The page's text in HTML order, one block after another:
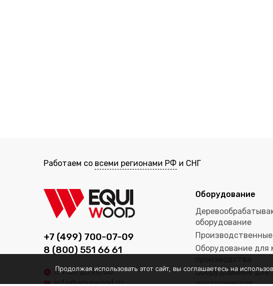
Работаем со всеми регионами РФ и СНГ
+7 (499) 700-07-09
8 (800) 551 66 61
с 9.00 до 20.00
info@equiwood.ru
Оборудование
оборудование
Оборудование для
Оборудование для
инструментов
Продолжая использовать этот сайт, вы соглашаетесь на